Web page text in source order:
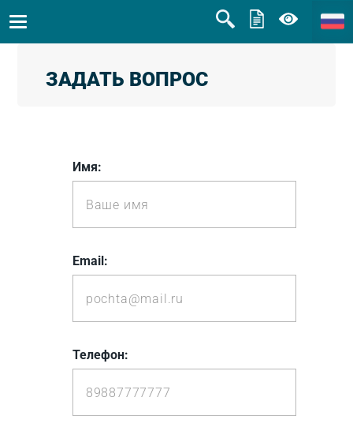
ЗАДАТЬ ВОПРОС
Имя:
Email:
Телефон: